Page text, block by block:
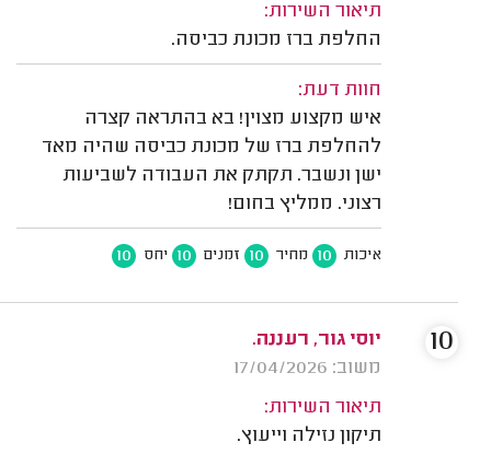
תיאור השירות:
החלפת ברז מכונת כביסה.
חוות דעת:
איש מקצוע מצוין! בא בהתראה קצרה
להחלפת ברז של מכונת כביסה שהיה מאד
ישן ונשבר. תקתק את העבודה לשביעות
רצוני. ממליץ בחום!
איכות 10 מחיר 10 זמנים 10 יחס 10
יוסי גור, רעננה.
משוב: 17/04/2026
תיאור השירות:
תיקון נזילה וייעוץ.
10